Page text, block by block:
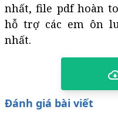
nhất, file pdf hoàn
hỗ trợ các em ôn
nhất.
Đánh giá bài viết